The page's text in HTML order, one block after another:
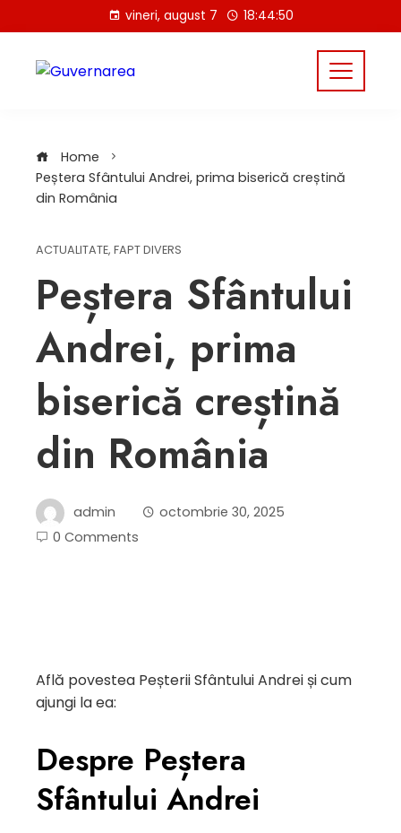
to
content
vineri, august 7 18:44:50
Home
Peștera Sfântului Andrei, prima biserică creștină
din România
ACTUALITATE, FAPT DIVERS
Peștera Sfântului
Andrei, prima
biserică creștină
din România
admin
octombrie 30, 2025
0 Comments
Află povestea Peșterii Sfântului Andrei și cum
ajungi la ea:
Despre Peștera
Sfântului Andrei